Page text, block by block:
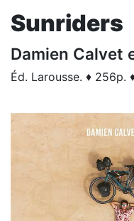
Sunriders
Damien Calvet
Éd. Larousse. ♦ 256p.